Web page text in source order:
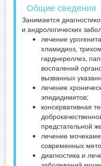
Общие сведения
Занимается
и андрологических
лечение
хламидиоз,
гарднереллез,
воспалений
вызванных
лечение
эпидидимитов;
консервативная
предстательной
лечение
современных
диагностика и